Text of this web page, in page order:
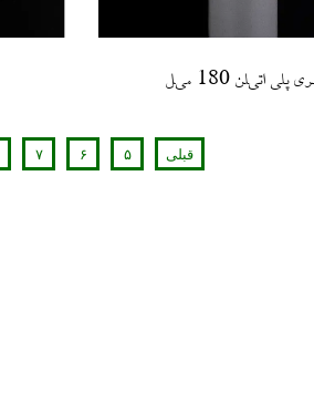
پلی اتیلن 180 میل
قبلی ۵ ۶ ۷